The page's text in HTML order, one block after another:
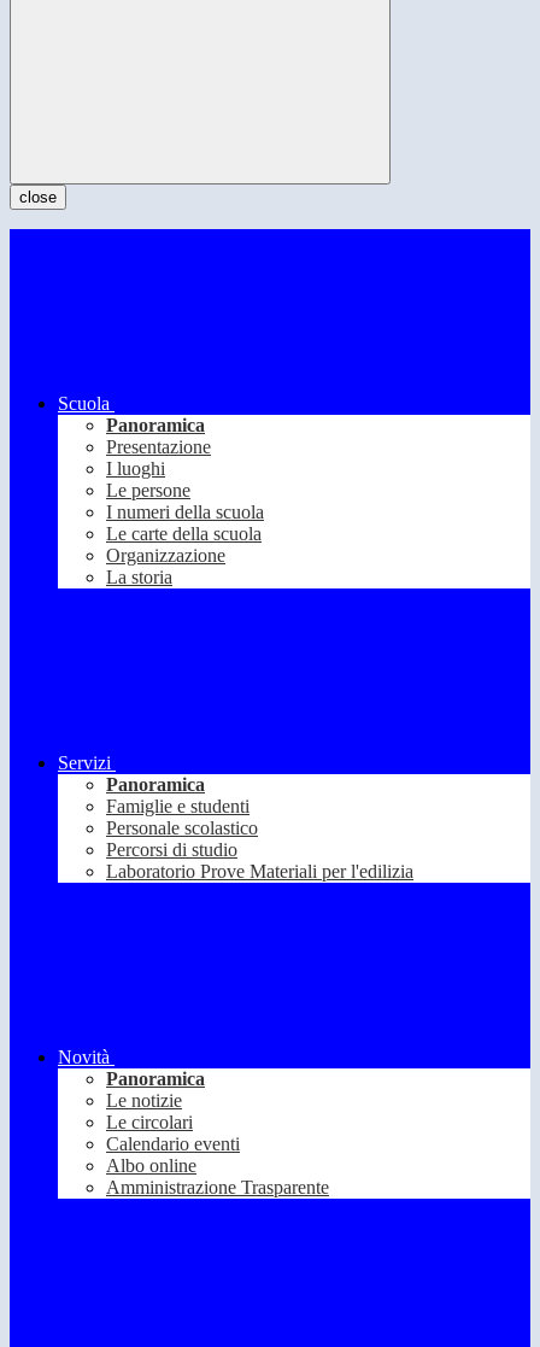
close
Scuola
Panoramica
Presentazione
I luoghi
Le persone
I numeri della scuola
Le carte della scuola
Organizzazione
La storia
Servizi
Panoramica
Famiglie e studenti
Personale scolastico
Percorsi di studio
Laboratorio Prove Materiali per l'edilizia
Novità
Panoramica
Le notizie
Le circolari
Calendario eventi
Albo online
Amministrazione Trasparente